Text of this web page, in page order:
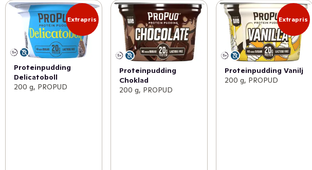
Extrapris
Proteinpudding
Delicatoboll
200 g, PROPUD
Proteinpudding
Choklad
200 g, PROPUD
Extrapris
Proteinpudding Vanilj
200 g, PROPUD